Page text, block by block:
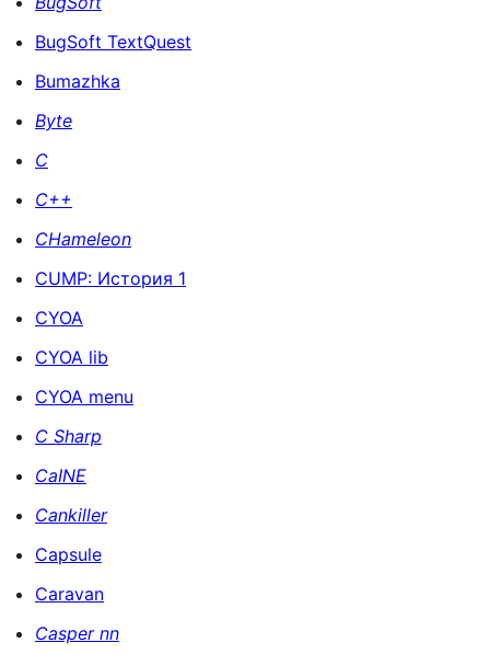
BugSoft TextQuest
Bumazhka
Byte
C
C++
CHameleon
CUMP: История 1
CYOA
CYOA lib
CYOA menu
C Sharp
CaINE
Cankiller
Capsule
Caravan
Casper nn